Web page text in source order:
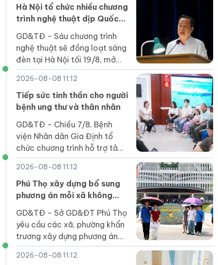
Hà Nội tổ chức nhiều chương
trình nghệ thuật dịp Quốc
GD&TĐ - Sáu chương trình
nghệ thuật sẽ đồng loạt sáng
đèn tại Hà Nội tối 19/8, mở
đầu chuỗi hoạt động chào
mừng Cách mạng tháng Tám
và Quốc khánh 2/9.
2026-08-08 11:12
Tiếp sức tinh thần cho người
bệnh ung thư và thân nhân
GD&TĐ - Chiều 7/8, Bệnh
viện Nhân dân Gia Định tổ
chức chương trình hỗ trợ tâm
lý cho 40 bệnh nhân ung thư
cùng với người chăm sóc.
2026-08-08 11:12
Phú Thọ xây dựng bổ sung
phương án mỗi xã không
quá 3 đầu mối trường công
lập
GD&TĐ - Sở GD&ĐT Phú Thọ
yêu cầu các xã, phường khẩn
trương xây dựng phương án
dự phòng sắp xếp mạng lưới
trường học.
2026-08-08 11:12